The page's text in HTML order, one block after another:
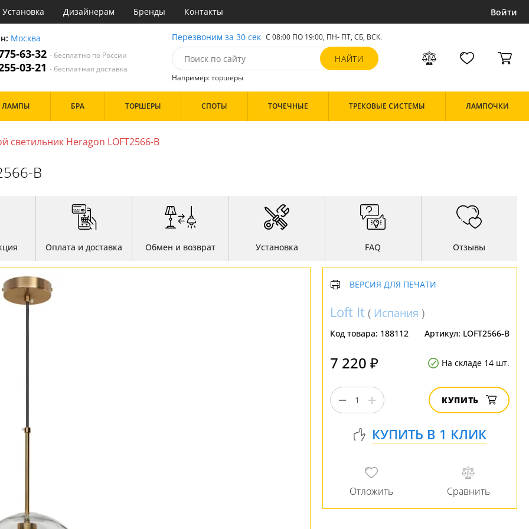
Установка Дизайнерам Бренды Контакты Войти
Москва
63-32- бесплатно по России
03-21- бесплатная доставка
Перезвоним за 30 сек С 08:00 ПО 19:00, ПН- ПТ, СБ, ВСК.
Например: торшеры
Особенности
ЛАМПЫ БРА ТОРШЕРЫ СПОТЫ ТОЧЕЧНЫЕ ТРЕКОВЫЕ СИСТЕМЫ ЛАМПОЧКИ
светильник Heragon LOFT2566-B
B
Оплата и доставка Обмен и возврат Установка FAQ Отзывы
ВЕРСИЯ ДЛЯ ПЕЧАТИ
Loft It ( Испания )
Код товара: 188112 Артикул: LOFT2566-B
7 220 ₽ На складе 14 шт.
КУПИТЬ